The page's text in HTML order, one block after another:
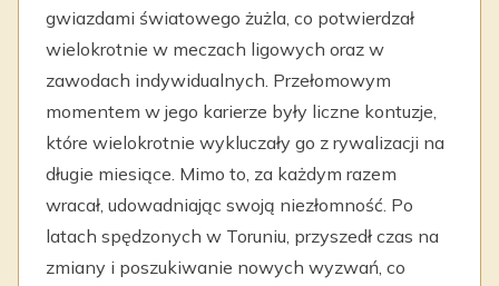
gwiazdami światowego żużla, co potwierdzał
wielokrotnie w meczach ligowych oraz w
zawodach indywidualnych. Przełomowym
momentem w jego karierze były liczne kontuzje,
które wielokrotnie wykluczały go z rywalizacji na
długie miesiące. Mimo to, za każdym razem
wracał, udowadniając swoją niezłomność. Po
latach spędzonych w Toruniu, przyszedł czas na
zmiany i poszukiwanie nowych wyzwań, co